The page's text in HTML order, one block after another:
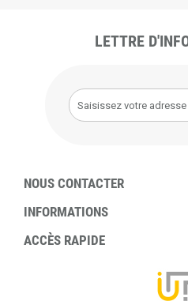
LETTRE
NOUS CONTACTER
INFORMATIONS
ACCÈS RAPIDE